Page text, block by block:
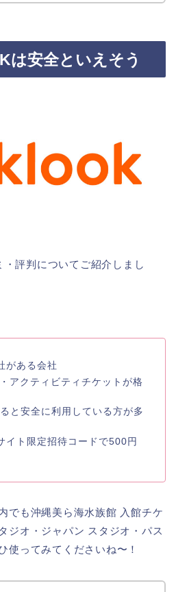
は安全といえそう
評判についてご紹介しまし
がある会社
アクティビティチケットが格
と安全に利用している方が多
イト限定招待コードで500円
でも沖縄美ら海水族館 入館チケ
ジオ・ジャパン スタジオ・パス
使ってみてくださいね〜！